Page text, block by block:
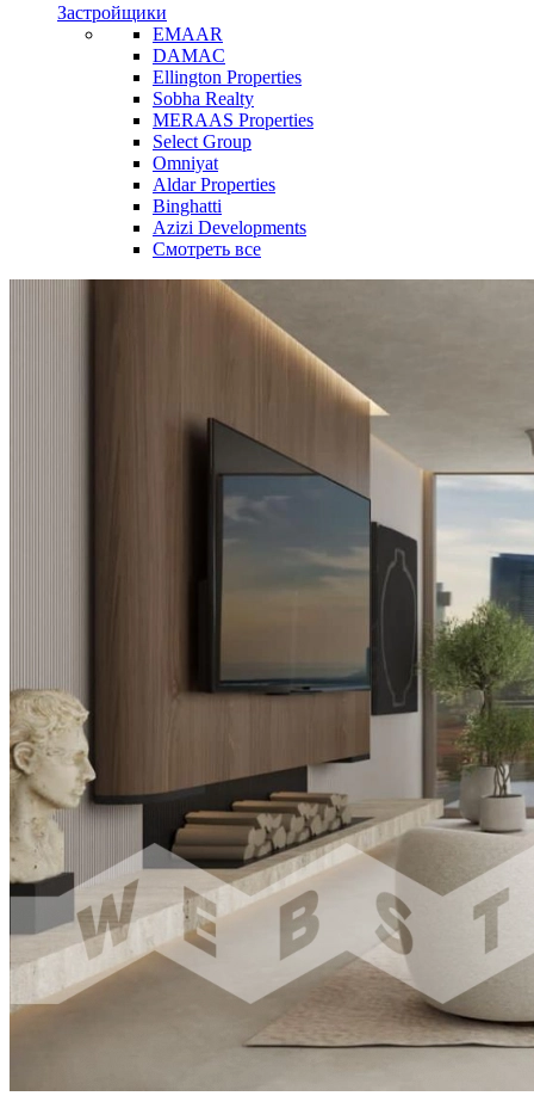
Застройщики
EMAAR
DAMAC
Ellington Properties
Sobha Realty
MERAAS Properties
Select Group
Omniyat
Aldar Properties
Binghatti
Azizi Developments
Смотреть все